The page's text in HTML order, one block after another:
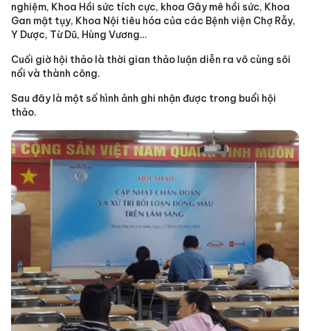
nghiệm, Khoa Hồi sức tích cực, khoa Gây mê hồi sức, Khoa
Gan mật tụy, Khoa Nội tiêu hóa của các Bệnh viện Chợ Rẫy,
Y Dược, Từ Dũ, Hùng Vương…
Cuối giờ hội thảo là thời gian thảo luận diễn ra vô cùng sôi
nổi và thành công.
Sau đây là một số hình ảnh ghi nhận được trong buổi hội
thảo.